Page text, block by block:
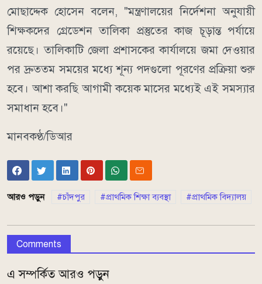
মোছাদ্দেক হোসেন বলেন, "মন্ত্রণালয়ের নির্দেশনা অনুযায়ী
শিক্ষকদের গ্রেডেশন তালিকা প্রস্তুতের কাজ চূড়ান্ত পর্যায়ে
রয়েছে। তালিকাটি জেলা প্রশাসকের কার্যালয়ে জমা দেওয়ার
পর দ্রুততম সময়ের মধ্যে শূন্য পদগুলো পূরণের প্রক্রিয়া শুরু
হবে। আশা করছি আগামী কয়েক মাসের মধ্যেই এই সমস্যার
সমাধান হবে।"
মানবকণ্ঠ/ডিআর
আরও পড়ুন চাঁদপুর প্রাথমিক শিক্ষা ব্যবস্থা প্রাথমিক বিদ্যালয়
Comments
এ সম্পর্কিত আরও পড়ুন